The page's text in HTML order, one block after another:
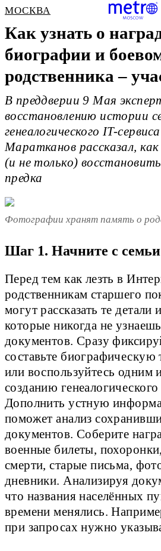
МОСКВА
Как узнать о
биографии и
родственника –
В преддверии 9 Мая
восстановлению истории
генеалогического IT-
Маратканов рассказал,
(и не только)
предка
Фотографии хранят память о
Шаг 1. Начните с семьи
Перед тем как лезть в
родственникам старшего
могут рассказать те детали
которые никогда не
документов. Сразу
составьте биографическую
или воспользуйтесь одним
созданию
Дополнить устную
поможет анализ
документов. Соберите
военные билеты,
смерти, старые письма,
дневники. Анализируя
что названия населённых
времени менялись.
при запросах нужно